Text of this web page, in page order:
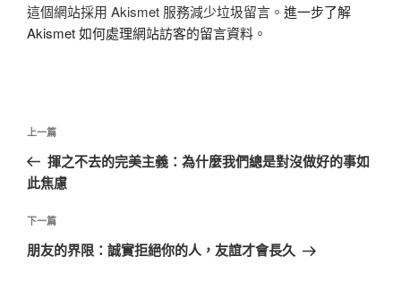
這個網站採用 Akismet 服務減少垃圾留言。 進一步了解
Akismet 如何處理網站訪客的留言資料 。
文
導
覽
上
一
篇
章
上一篇
揮之不去的完美主義：為什麼我們總是對沒做好的事如
此焦慮
下
一
下一篇
朋友的界限：誠實拒絕你的人，友誼才會長久